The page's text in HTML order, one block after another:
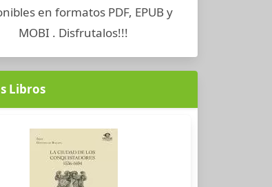
en formatos PDF, EPUB y
MOBI . Disfrutalos!!!
Libros